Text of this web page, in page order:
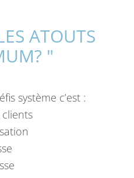
ATOUTS
"
système c’est :